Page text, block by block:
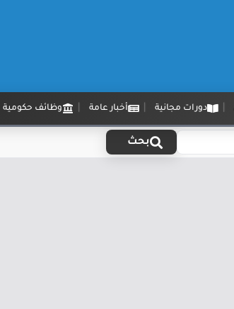
دورات مجانية أخبار عامة وظائف حكومية
بحث